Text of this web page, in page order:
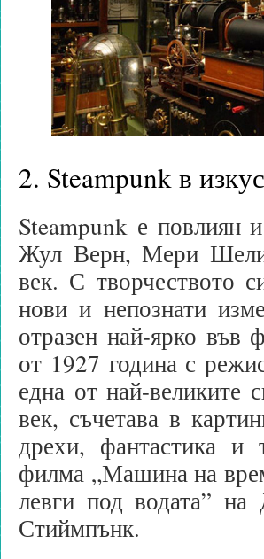
2. Steampunk в
Steampunk е повлиян
Жул Верн, Мери
век. С творчеството
нови и непознати
отразен най-ярко във
от 1927 година с
една от най-великите
век, съчетава в
дрехи, фантастика и
филма „Машина на
левги под водата”
Стиймпънк.